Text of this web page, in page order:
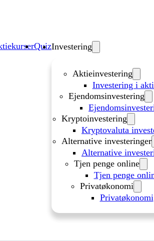
QuizInvestering
Aktieinvestering
Investering i
Ejendomsinvestering
Kryptoinvestering
Kryptovaluta
Alternative investeringer
Alternative
Tjen penge online
Tjen penge
Privatøkonomi
Privatøkonomi